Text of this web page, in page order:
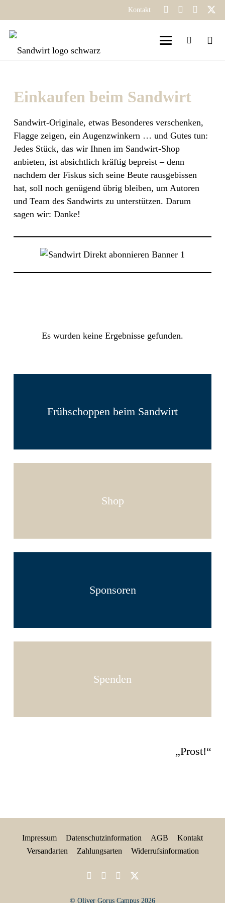
Kontakt
Einkaufen beim Sandwirt
Sandwirt-Originale, etwas Besonderes verschenken,
Flagge zeigen, ein Augenzwinkern … und Gutes tun:
Jedes Stück, das wir Ihnen im Sandwirt-Shop
anbieten, ist absichtlich kräftig bepreist – denn
nachdem der Fiskus sich seine Beute rausgebissen
hat, soll noch genügend übrig bleiben, um Autoren
und Team des Sandwirts zu unterstützen. Darum
sagen wir: Danke!
Es wurden keine Ergebnisse gefunden.
Frühschoppen beim Sandwirt
Shop
Sponsoren
Spenden
„Prost!“
Impressum Datenschutzinformation AGB
Kontakt
Versandarten
Zahlungsarten Widerrufsinformation
© Oliver Gorus Campus 2026